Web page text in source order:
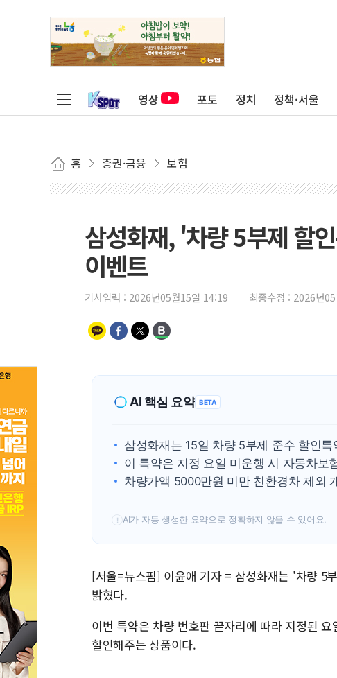
영상 포토 정치 정책·서울
홈 증권·금융 보험
삼성화재, '차량 5부제 할
이벤트
기사입력 : 2026년05월15일 14:19 최종수정 : 2026년
AI 핵심 요약 BETA
삼성화재는 15일 차량 5부제 준수 할인
이 특약은 지정 요일 미운행 시 자동차보
차량가액 5000만원 미만 친환경차 제외
! AI가 자동 생성한 요약으로 정확하지 않을 수 있어요.
[서울=뉴스핌] 이윤애 기자 = 삼성화재는 '차량 5
밝혔다.
이번 특약은 차량 번호판 끝자리에 따라 지정된
할인해주는 상품이다.